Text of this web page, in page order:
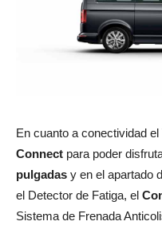
En cuanto a conectividad
Connect para poder
pulgadas y en el apartado
el Detector de Fatiga, el
Sistema de Frenada